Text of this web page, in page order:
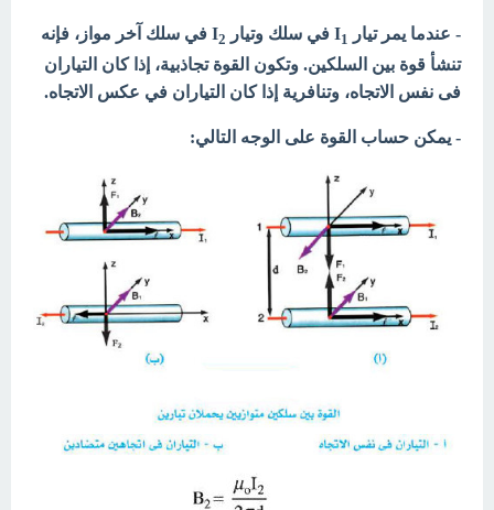
- عندما يمر تيار I 1 في سلك وتيار I 2
في سلك آخر مواز، فإنه
تنشأ قوة بين السلكين. وتكون القوة تجاذبية، إذا كان التياران
فى نفس الاتجاه، وتنافرية إذا كان التياران في عكس الاتجاه.
- يمكن حساب القوة على الوجه التالي: